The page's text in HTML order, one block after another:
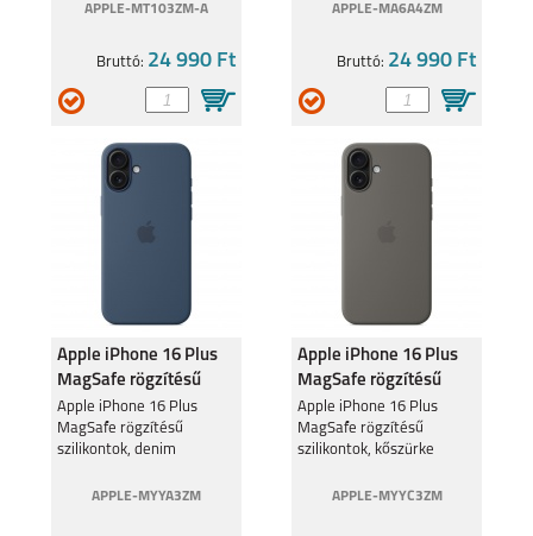
APPLE-MT103ZM-A
Bruttó: 24 990 Ft
APPLE-MA6A4ZM
Bruttó: 24 990 Ft
Apple iPhone 16 Plus
MagSafe rögzítésű
szilikontok, denim
Apple iPhone 16 Plus
MagSafe rögzítésű
szilikontok, denim
APPLE-MYYA3ZM
Apple iPhone 16 Plus
MagSafe rögzítésű
szilikontok, kőszürke
Apple iPhone 16 Plus
MagSafe rögzítésű
szilikontok, kőszürke
APPLE-MYYC3ZM